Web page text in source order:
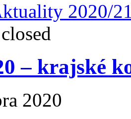
2020/
– krajské
2020